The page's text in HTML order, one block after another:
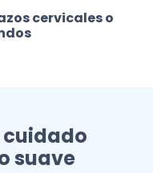
cervicales o
cuidado
suave